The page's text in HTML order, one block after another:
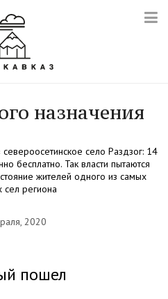
назначения
село Раздзог: 14
бесплатно. Так власти пытаются
жителей одного из самых
региона
2020
пошел